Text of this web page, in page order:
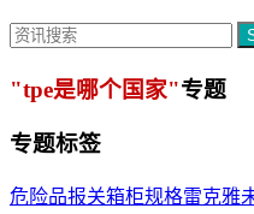
"tpe是哪个国家"专题
专题标签
危险品报关箱柜规格雷克雅